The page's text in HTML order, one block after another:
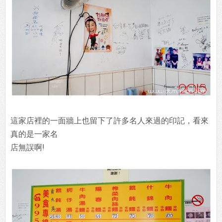
這家店裡的一面牆上也留下了許多名人來過的印記，看來
真的是一家名
店無誤啊!